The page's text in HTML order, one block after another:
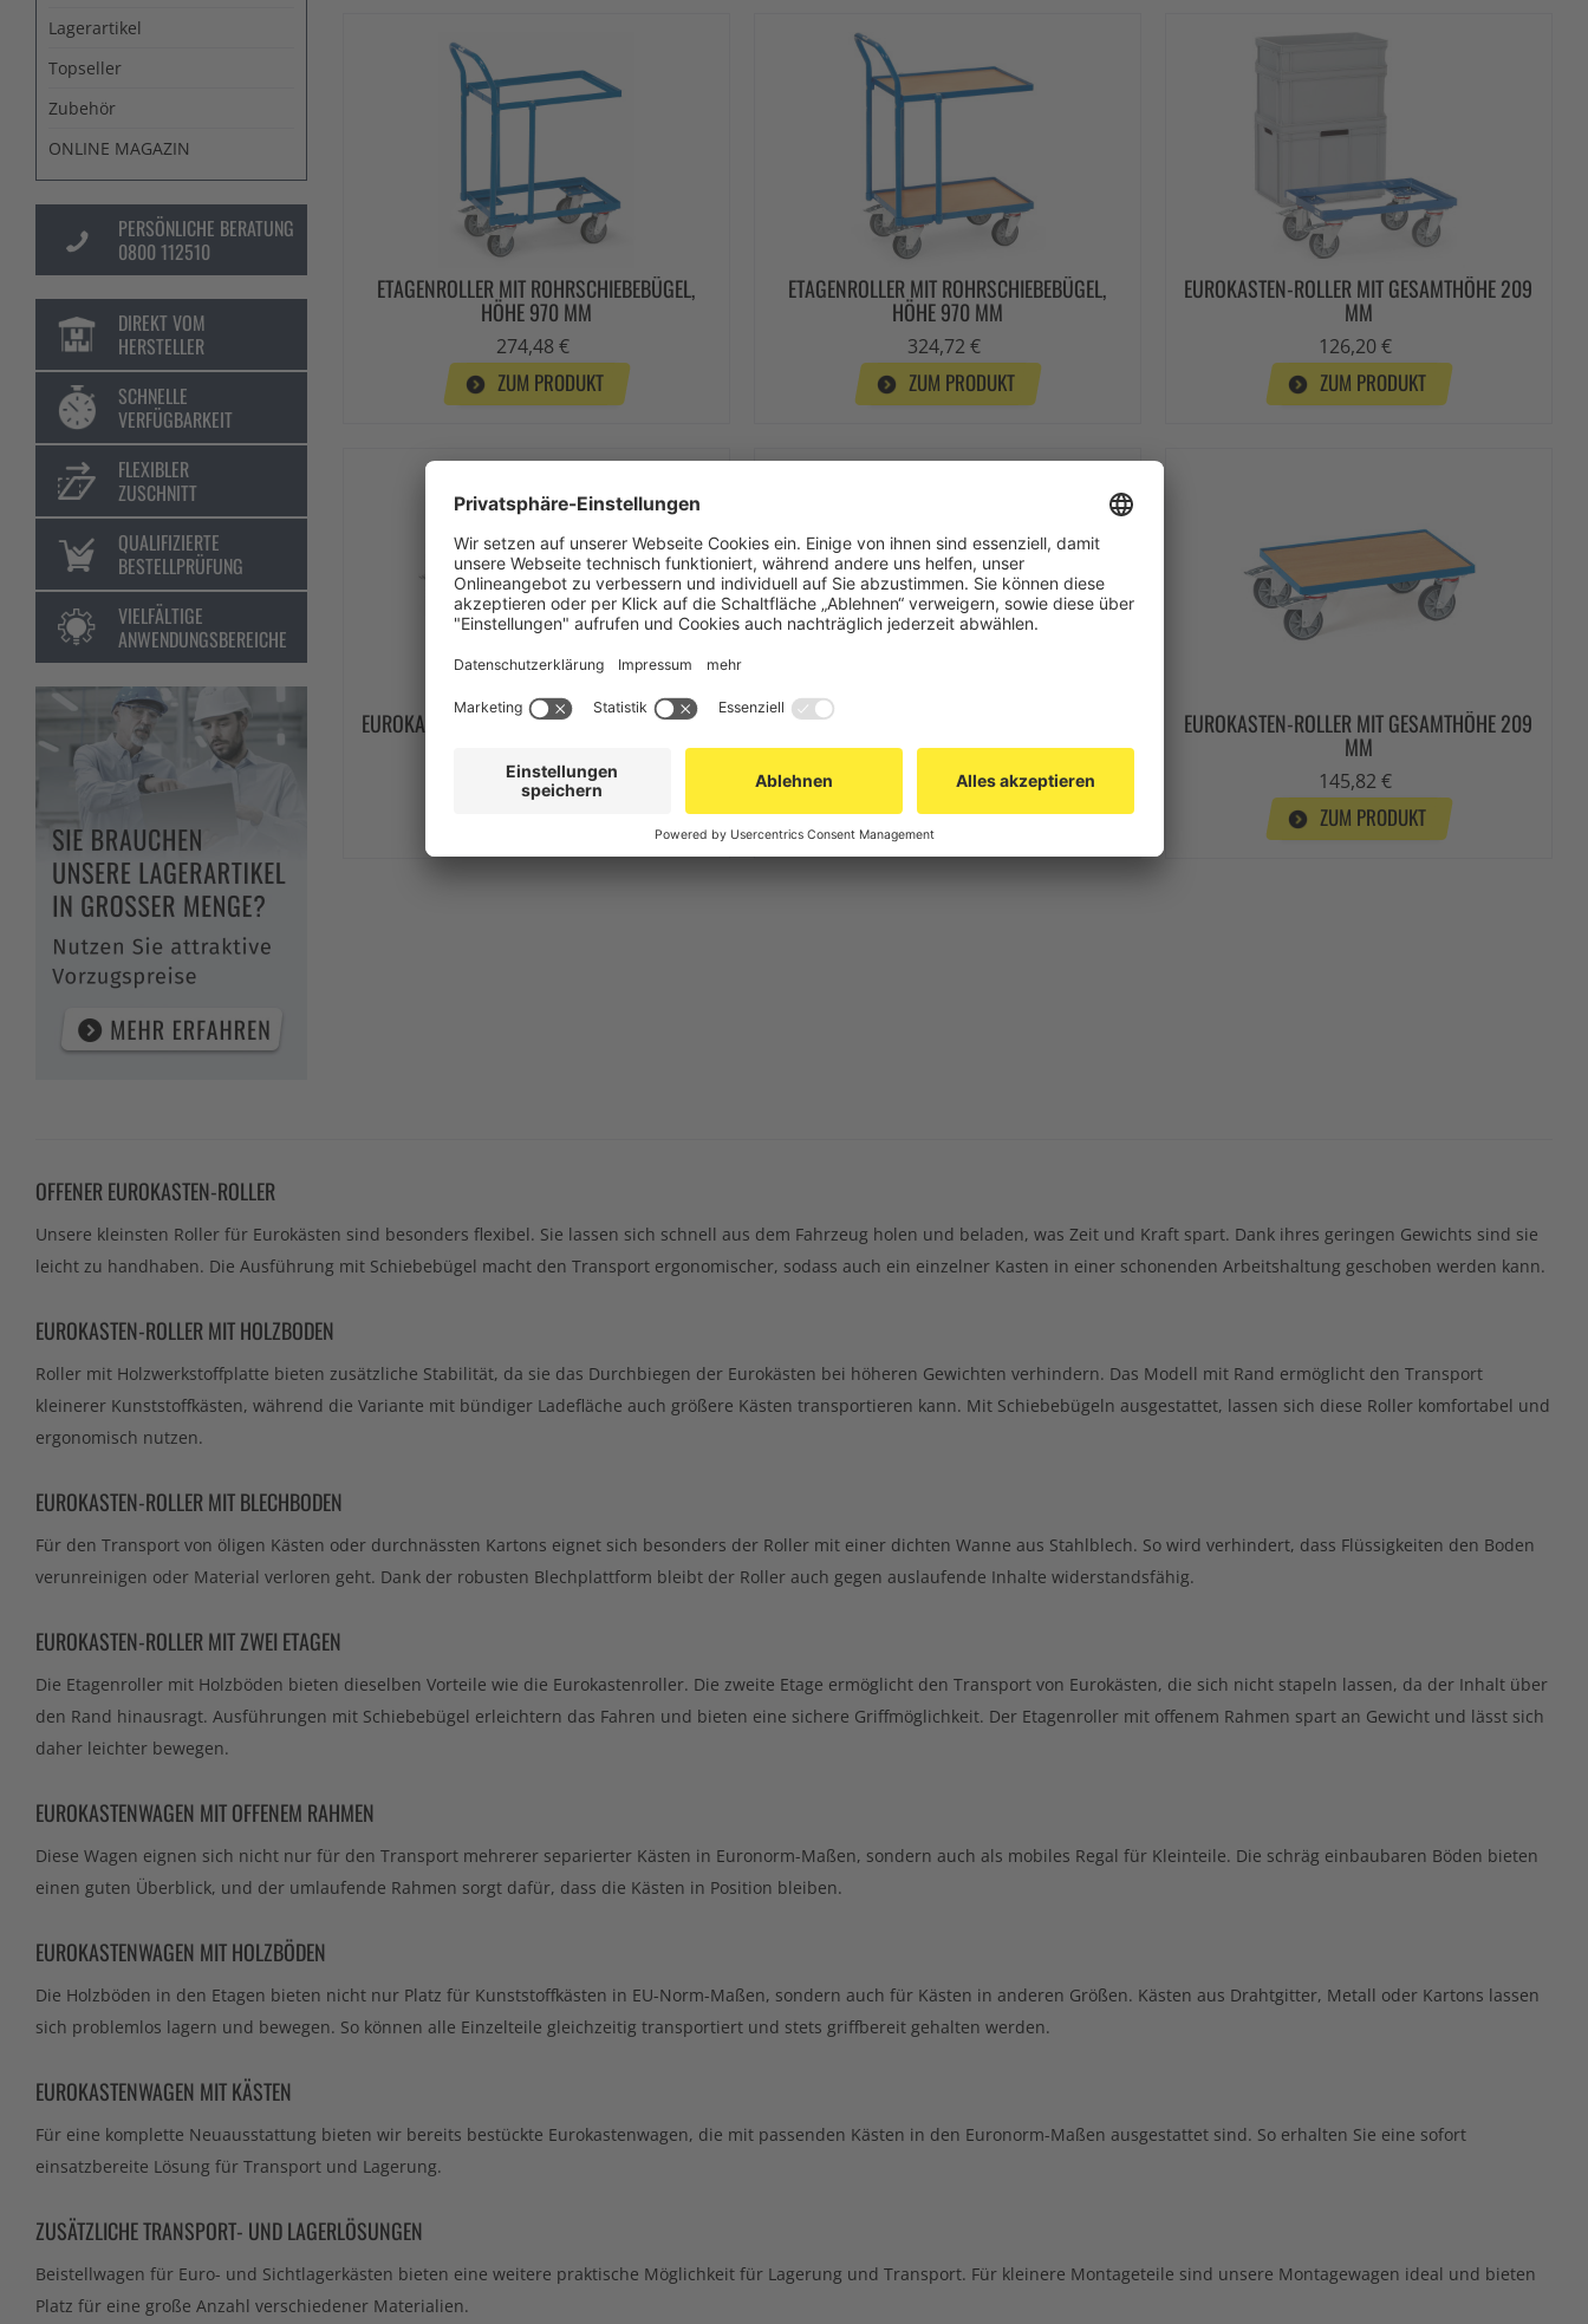
Lagerartikel
Topseller
Zubehör
ONLINE MAGAZIN
PERSÖNLICHE BERATUNG
0800 112510
DIREKT VOM
HERSTELLER
SCHNELLE
VERFÜGBARKEIT
FLEXIBLER
ZUSCHNITT
QUALIFIZIERTE
BESTELLPRÜFUNG
VIELFÄLTIGE
ANWENDUNGSBEREICHE
ETAGENROLLER MIT ROHRSCHIEBEBÜGEL,
HÖHE 970 MM
274,48 €
ZUM PRODUKT
ETAGENROLLER MIT ROHRSCHIEBEBÜGEL,
HÖHE 970 MM
324,72 €
ZUM PRODUKT
EUROKASTEN-ROLLER MIT GESAMTHÖHE 209
MM
126,20 €
ZUM PRODUKT
EUROKASTEN-ROLLER MIT GESAMTHÖHE 209
129,89 €
EUROKASTEN-ROLLER 135800 MIT
SCHIEBEBÜGEL - HÖHE 970 MM
174,00 €
ZUM PRODUKT
EUROKASTEN-ROLLER MIT GESAMTHÖHE 209
MM
145,82 €
ZUM PRODUKT
OFFENER EUROKASTEN-ROLLER
Unsere kleinsten Roller für Eurokästen sind besonders flexibel. Sie lassen sich schnell aus dem Fahrzeug holen und beladen, was Zeit und Kraft spart. Dank ihres geringen Gewichts sind sie
leicht zu handhaben. Die Ausführung mit Schiebebügel macht den Transport ergonomischer, sodass auch ein einzelner Kasten in einer schonenden Arbeitshaltung geschoben werden kann.
EUROKASTEN-ROLLER MIT HOLZBODEN
Roller mit Holzwerkstoffplatte bieten zusätzliche Stabilität, da sie das Durchbiegen der Eurokästen bei höheren Gewichten verhindern. Das Modell mit Rand ermöglicht den Transport
kleinerer Kunststoffkästen, während die Variante mit bündiger Ladefläche auch größere Kästen transportieren kann. Mit Schiebebügeln ausgestattet, lassen sich diese Roller komfortabel und
ergonomisch nutzen.
EUROKASTEN-ROLLER MIT BLECHBODEN
Für den Transport von öligen Kästen oder durchnässten Kartons eignet sich besonders der Roller mit einer dichten Wanne aus Stahlblech. So wird verhindert, dass Flüssigkeiten den Boden
verunreinigen oder Material verloren geht. Dank der robusten Blechplattform bleibt der Roller auch gegen auslaufende Inhalte widerstandsfähig.
EUROKASTEN-ROLLER MIT ZWEI ETAGEN
Die Etagenroller mit Holzböden bieten dieselben Vorteile wie die Eurokastenroller. Die zweite Etage ermöglicht den Transport von Eurokästen, die sich nicht stapeln lassen, da der Inhalt über
den Rand hinausragt. Ausführungen mit Schiebebügel erleichtern das Fahren und bieten eine sichere Griffmöglichkeit. Der Etagenroller mit offenem Rahmen spart an Gewicht und lässt sich
daher leichter bewegen.
EUROKASTENWAGEN MIT OFFENEM RAHMEN
Diese Wagen eignen sich nicht nur für den Transport mehrerer separierter Kästen in Euronorm-Maßen, sondern auch als mobiles Regal für Kleinteile. Die schräg einbaubaren Böden bieten
einen guten Überblick, und der umlaufende Rahmen sorgt dafür, dass die Kästen in Position bleiben.
EUROKASTENWAGEN MIT HOLZBÖDEN
Die Holzböden in den Etagen bieten nicht nur Platz für Kunststoffkästen in EU-Norm-Maßen, sondern auch für Kästen in anderen Größen. Kästen aus Drahtgitter, Metall oder Kartons lassen
sich problemlos lagern und bewegen. So können alle Einzelteile gleichzeitig transportiert und stets griffbereit gehalten werden.
EUROKASTENWAGEN MIT KÄSTEN
Für eine komplette Neuausstattung bieten wir bereits bestückte Eurokastenwagen, die mit passenden Kästen in den Euronorm-Maßen ausgestattet sind. So erhalten Sie eine sofort
einsatzbereite Lösung für Transport und Lagerung.
ZUSÄTZLICHE TRANSPORT- UND LAGERLÖSUNGEN
Beistellwagen für Euro- und Sichtlagerkästen bieten eine weitere praktische Möglichkeit für Lagerung und Transport. Für kleinere Montageteile sind unsere Montagewagen ideal und bieten
Platz für eine große Anzahl verschiedener Materialien.